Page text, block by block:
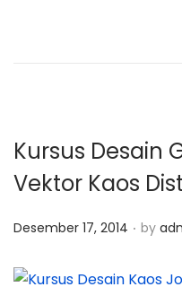
9
Kursus Desain
Vektor Kaos
P
s
Desember 17, 2014 . by